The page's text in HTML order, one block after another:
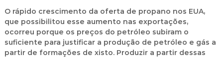
O rápido crescimento da oferta de propano nos EUA,
que possibilitou esse aumento nas exportações,
ocorreu porque os preços do petróleo subiram o
suficiente para justificar a produção de petróleo e gás a
partir de formações de xisto. Produzir a partir dessas